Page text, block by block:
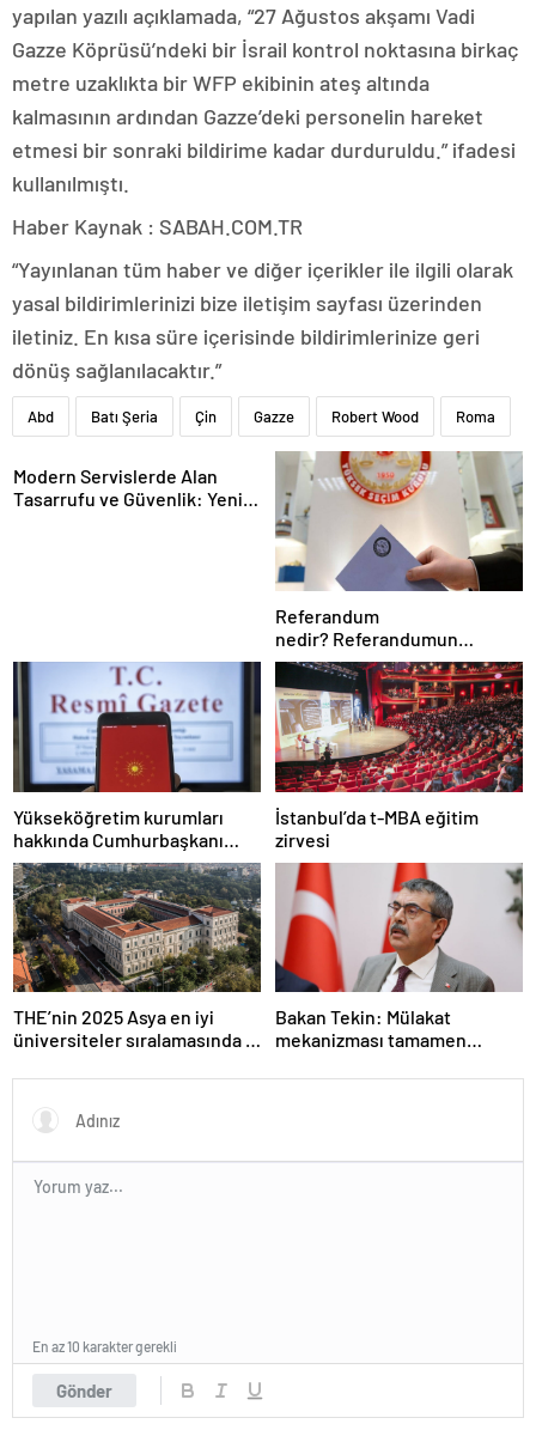
yapılan yazılı açıklamada, “27 Ağustos akşamı Vadi
Gazze Köprüsü’ndeki bir İsrail kontrol noktasına birkaç
metre uzaklıkta bir WFP ekibinin ateş altında
kalmasının ardından Gazze’deki personelin hareket
etmesi bir sonraki bildirime kadar durduruldu.” ifadesi
kullanılmıştı.
Haber Kaynak : SABAH.COM.TR
“Yayınlanan tüm haber ve diğer içerikler ile ilgili olarak
yasal bildirimlerinizi bize iletişim sayfası üzerinden
iletiniz. En kısa süre içerisinde bildirimlerinize geri
dönüş sağlanılacaktır.”
Abd Batı Şeria Çin Gazze Robert Wood Roma
Modern Servislerde Alan
Tasarrufu ve Güvenlik: Yeni
Referandum
nedir? Referandumun
yapılma nedenleri
Yükseköğretim kurumları
hakkında Cumhurbaşkanı
kararı Resmi Gazete’de
İstanbul’da t-MBA eğitim
zirvesi
THE’nin 2025 Asya en iyi
üniversiteler sıralamasında 4
girdi
Bakan Tekin: Mülakat
mekanizması tamamen
Gönder
En az 10 karakter gerekli